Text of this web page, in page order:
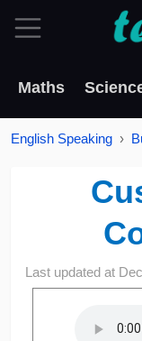
Maths
English Speaking
Last updated at